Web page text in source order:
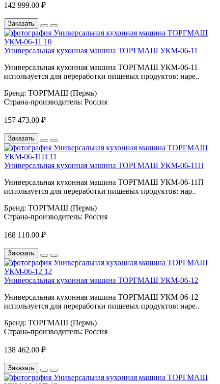
142 999.00 ₽
Заказать
Универсальная кухонная машина ТОРГМАШ УКМ-06-11
Универсальная кухонная машина ТОРГМАШ УКМ-06-11
используется для переработки пищевых продуктов: наре..
Бренд: ТОРГМАШ (Пермь)
Страна-производитель: Россия
157 473.00 ₽
Заказать
Универсальная кухонная машина ТОРГМАШ УКМ-06-11П
Универсальная кухонная машина ТОРГМАШ УКМ-06-11П
используется для переработки пищевых продуктов: нар..
Бренд: ТОРГМАШ (Пермь)
Страна-производитель: Россия
168 110.00 ₽
Заказать
Универсальная кухонная машина ТОРГМАШ УКМ-06-12
Универсальная кухонная машина ТОРГМАШ УКМ-06-12
используется для переработки пищевых продуктов: наре..
Бренд: ТОРГМАШ (Пермь)
Страна-производитель: Россия
138 462.00 ₽
Заказать